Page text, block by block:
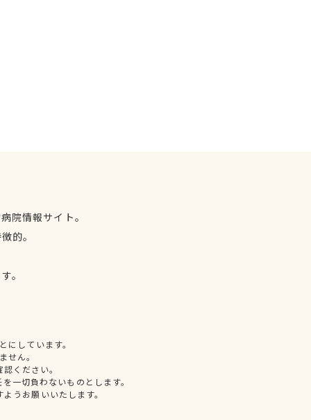
院情報サイト。
的。
。
しています。
せん。
ください。
一切負わないものとします。
うお願いいたします。